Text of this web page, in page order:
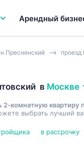
Арендный
Пресненский
в Москве
2-комнатную
выбрать лучший
в рассрочку